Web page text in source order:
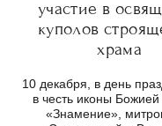
участие в
куполов
храма
10 декабря, в день
в честь иконы
«Знамение»,